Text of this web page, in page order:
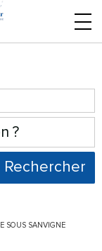
SOUS SANVIGNE